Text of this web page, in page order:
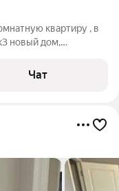
квартиру , в
новый дом,
Агентство.
Чат